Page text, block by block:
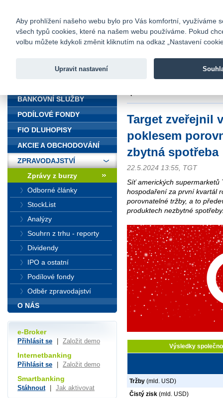
Fio banka
Fio banka
Target zveřejnil
poklesem
zbytná spotřeba
22.5.2024 13:55, TGT
Síť amerických supermarketů
hospodaření za první kvartál
porovnatelné tržby, a to
produktech nezbytné
Výsledky
Tržby (mld. USD)
Čistý zisk (mld. USD)
BANKOVNÍ SLUŽBY
PODÍLOVÉ FONDY
FIO DLUHOPISY
AKCIE A OBCHODOVÁNÍ
ZPRAVODAJSTVÍ
Zprávy z burzy
Odborné články
StockList
Analýzy
Souhrn z trhu - reporty
Dividendy
IPO a ostatní
Podílové fondy
Odběr zpravodajství
O NÁS
e-Broker
Přihlásit se Založit demo
Internetbanking
Přihlásit se Založit demo
Smartbanking
Stáhnout Jak aktivovat
Aby prohlížení našeho webu bylo pro Vás komfortní, využíváme
všech typů cookies, které na našem webu používáme. Pokud
volbu můžete kdykoli změnit kliknutím na odkaz „Nastavení
Upravit nastavení